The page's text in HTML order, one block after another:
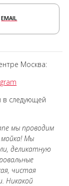
EMAIL
Москва:
следующей
мы проводим
мойка! Мы
деликатную
чистая
Никакой